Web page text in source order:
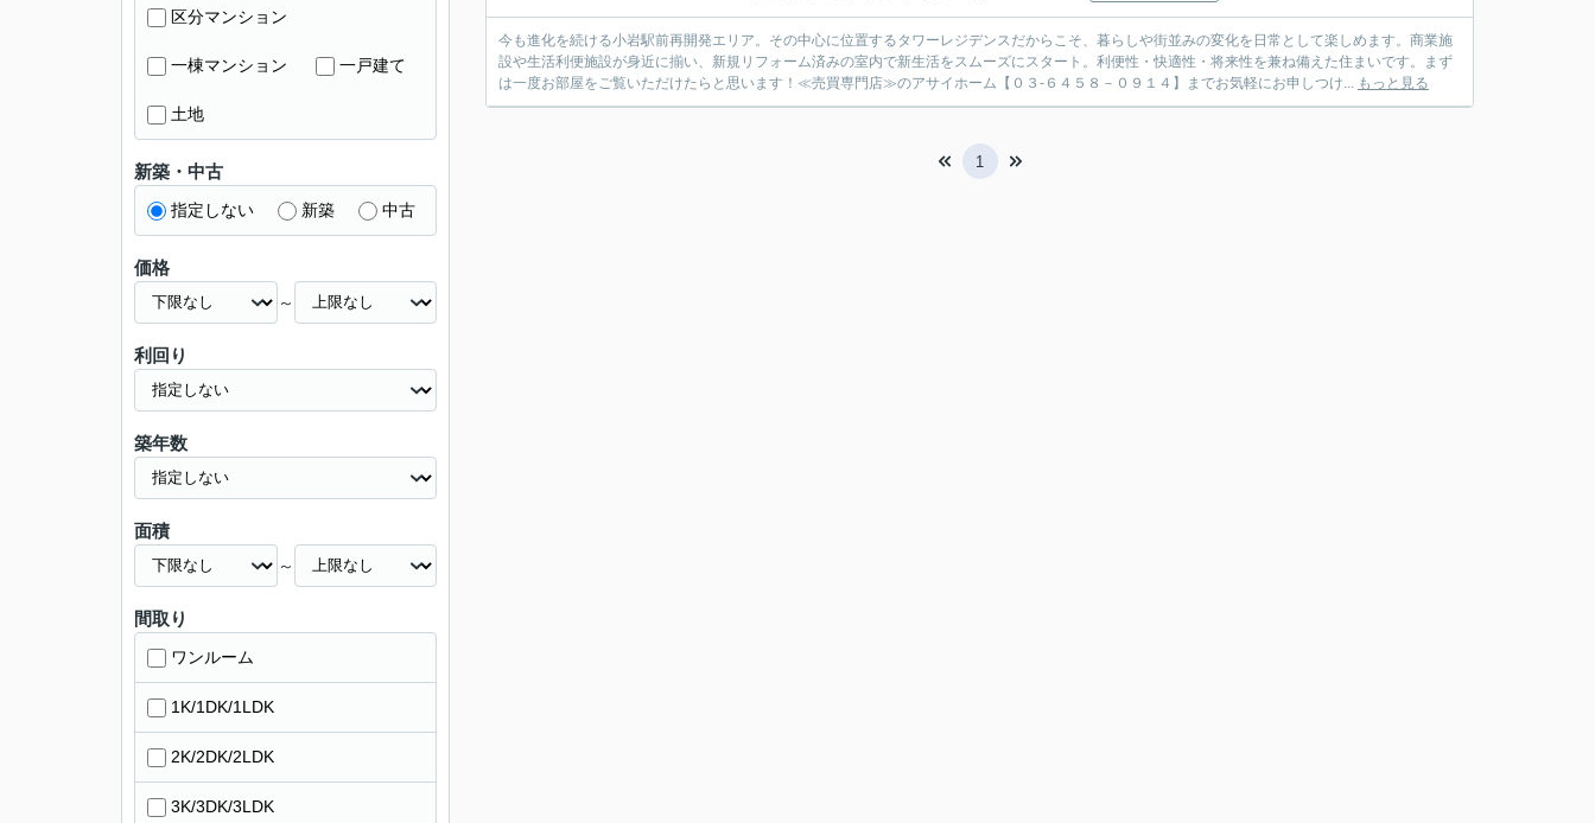
今も進化を続ける小岩駅前再開発エリア。その中心に位置するタワーレジデンスだからこそ、暮らしや街並みの変化を日常として楽しめます。商業施
設や生活利便施設が身近に揃い、新規リフォーム済みの室内で新生活をスムーズにスタート。利便性・快適性・将来性を兼ね備えた住まいです。まず
は一度お部屋をご覧いただけたらと思います！≪売買専門店≫のアサイホーム【０３-６４５８－０９１４】までお気軽にお申しつけ... もっと見る
1
区分マンション
一棟マンション 一戸建て
土地
新築・中古
指定しない 新築 中古
価格
～
利回り
築年数
面積
～
間取り
ワンルーム
1K/1DK/1LDK
2K/2DK/2LDK
3K/3DK/3LDK